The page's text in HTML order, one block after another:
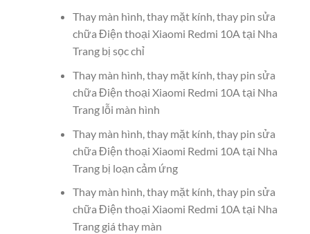
Thay màn hình, thay mặt kính, thay pin sửa
chữa Điện thoại Xiaomi Redmi 10A tại Nha
Trang bị sọc chỉ
Thay màn hình, thay mặt kính, thay pin sửa
chữa Điện thoại Xiaomi Redmi 10A tại Nha
Trang lỗi màn hình
Thay màn hình, thay mặt kính, thay pin sửa
chữa Điện thoại Xiaomi Redmi 10A tại Nha
Trang bị loạn cảm ứng
Thay màn hình, thay mặt kính, thay pin sửa
chữa Điện thoại Xiaomi Redmi 10A tại Nha
Trang giá thay màn